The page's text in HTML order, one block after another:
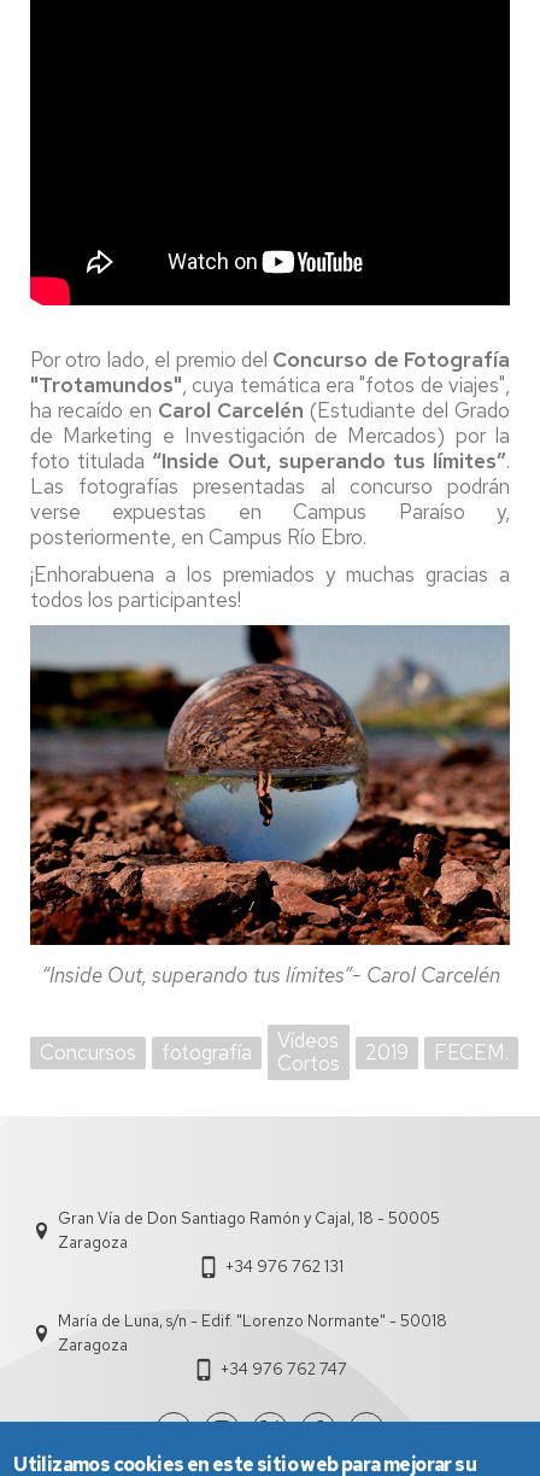
Por otro lado, el premio del Concurso de Fotografía
"Trotamundos", cuya temática era "fotos de viajes",
ha recaído en Carol Carcelén (Estudiante del Grado
de Marketing e Investigación de Mercados) por la
foto titulada “Inside Out, superando tus límites”.
Las fotografías presentadas al concurso podrán
verse expuestas en Campus Paraíso y,
posteriormente, en Campus Río Ebro.
¡Enhorabuena a los premiados y muchas gracias a
todos los participantes!
“Inside Out, superando tus límites”- Carol Carcelén
Concursos fotografía
Vídeos
Cortos
2019 FECEM.
Gran Vía de Don Santiago Ramón y Cajal, 18 - 50005
Zaragoza
+34 976 762 131
María de Luna, s/n - Edif. "Lorenzo Normante" - 50018
Zaragoza
+34 976 762 747
Utilizamos cookies en este sitio web para mejorar su